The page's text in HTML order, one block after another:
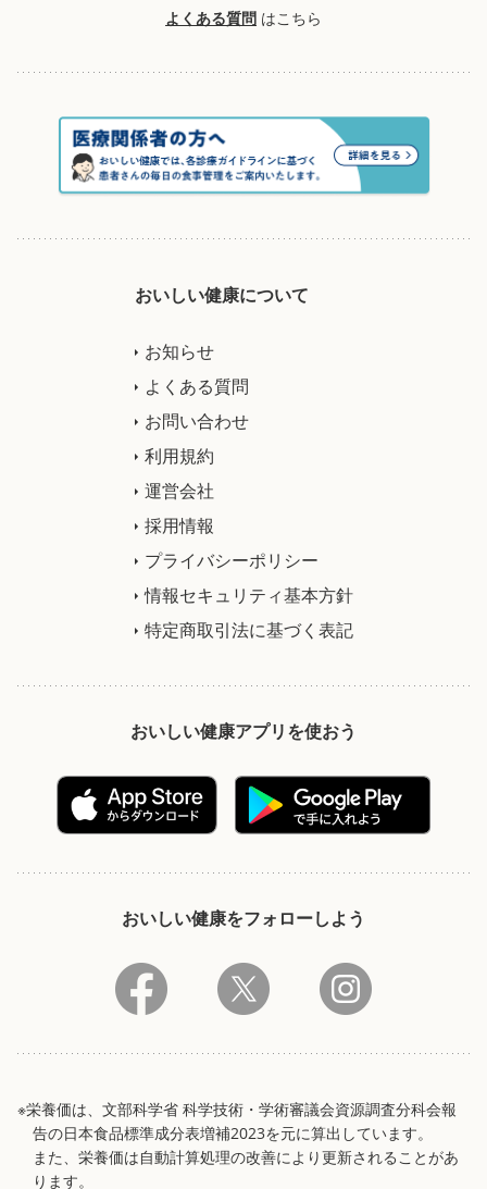
よくある質問 はこちら
おいしい健康について
お知らせ
よくある質問
お問い合わせ
利用規約
運営会社
採用情報
プライバシーポリシー
情報セキュリティ基本方針
特定商取引法に基づく表記
おいしい健康アプリを使おう
おいしい健康をフォローしよう
※栄養価は、文部科学省 科学技術・学術審議会資源調査分科会報
告の日本食品標準成分表増補2023を元に算出しています。
また、栄養価は自動計算処理の改善により更新されることがあ
ります。